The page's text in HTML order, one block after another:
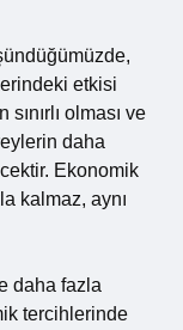
etkisi
olması ve
daha
Ekonomik
kalmaz, aynı
daha fazla
tercihlerinde